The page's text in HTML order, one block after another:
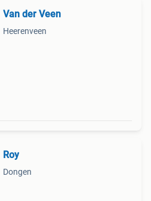
Van der Veen
Heerenveen
Roy
Dongen